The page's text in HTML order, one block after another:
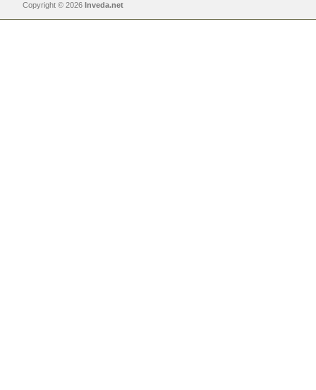
Copyright © 2026 Inveda.net